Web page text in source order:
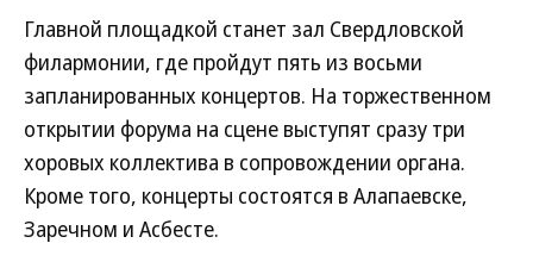
Главной площадкой станет зал Свердловской
филармонии, где пройдут пять из восьми
запланированных концертов. На торжественном
открытии форума на сцене выступят сразу три
хоровых коллектива в сопровождении органа.
Кроме того, концерты состоятся в Алапаевске,
Заречном и Асбесте.